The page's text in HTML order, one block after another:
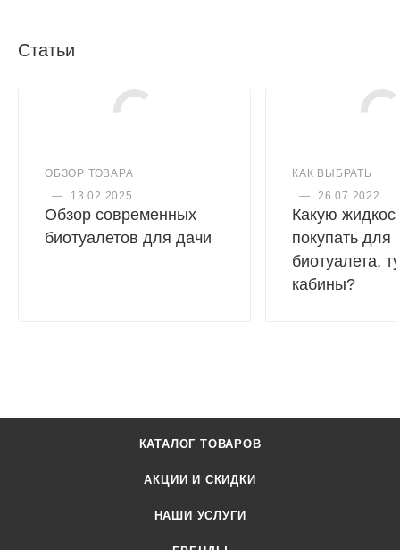
Статьи
ОБЗОР ТОВАРА
—
13.02.2025
Обзор современных
биотуалетов для дачи
КАК ВЫБРАТЬ
—
26.07.2022
Какую
покупать для
биотуалета,
кабины?
КАТАЛОГ ТОВАРОВ
АКЦИИ И СКИДКИ
НАШИ УСЛУГИ